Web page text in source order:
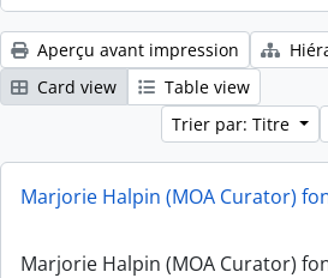
Aperçu avant impression
Card view
Table view
Trier par: Titre
Marjorie Halpin (MOA Curator)
Marjorie Halpin (MOA Curator)